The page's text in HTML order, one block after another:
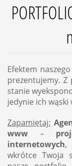
Efektem
prezentujemy. Z
stanie
jedynie ich wąski
Zapamiętaj:
www –
internetowych,
wkrótce Twoja